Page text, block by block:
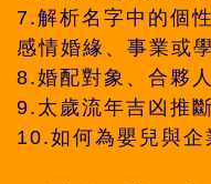
7.解析名字中的個
感情婚緣、事業或
8.婚配對象、合夥
9.太歲流年吉凶推斷
10.如何為嬰兒與